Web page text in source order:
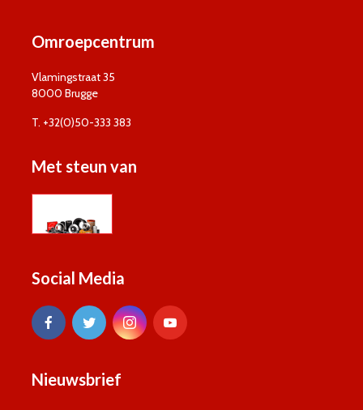
Omroepcentrum
Vlamingstraat 35
8000 Brugge
T. +32(0)50-333 383
Met steun van
Social Media
Nieuwsbrief